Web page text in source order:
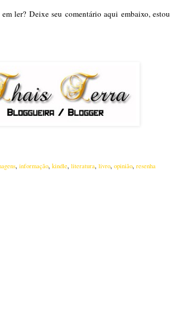
ler? Deixe seu comentário aqui embaixo, estou
, informação, kindle, literatura, livro, opinião, resenha